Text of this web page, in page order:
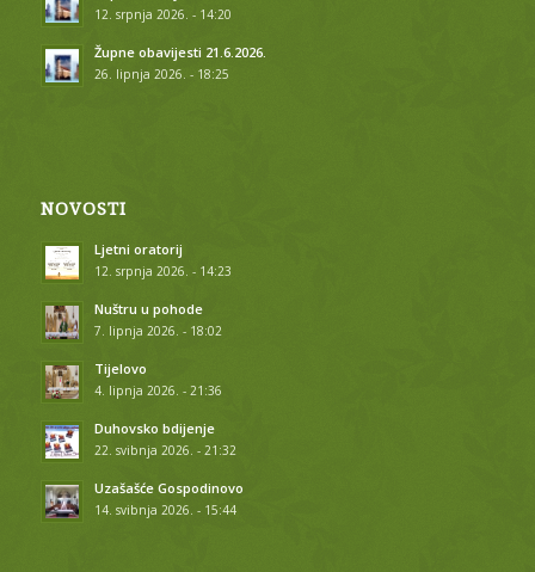
12. srpnja 2026. - 14:20
Župne obavijesti 21.6.2026.
26. lipnja 2026. - 18:25
NOVOSTI
Ljetni oratorij
12. srpnja 2026. - 14:23
Nuštru u pohode
7. lipnja 2026. - 18:02
Tijelovo
4. lipnja 2026. - 21:36
Duhovsko bdijenje
22. svibnja 2026. - 21:32
Uzašašće Gospodinovo
14. svibnja 2026. - 15:44